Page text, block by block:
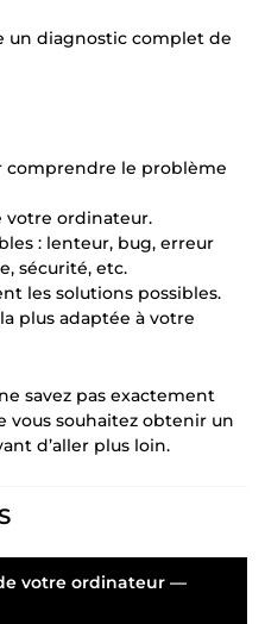
un diagnostic complet de
comprendre le problème
votre ordinateur.
: lenteur, bug, erreur
sécurité, etc.
les solutions possibles.
plus adaptée à votre
savez pas exactement
vous souhaitez obtenir un
d’aller plus loin.
votre ordinateur —